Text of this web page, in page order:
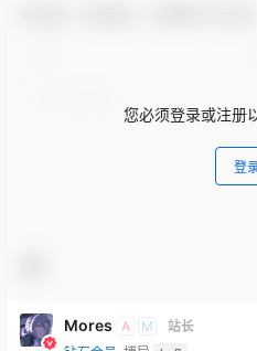
您必须登录或注册
登
Mores A M
站长